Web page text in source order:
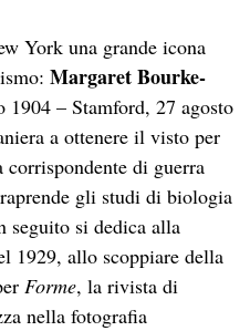
York una grande icona
Margaret Bourke-
– Stamford, 27 agosto
a ottenere il visto per
di guerra
gli studi di biologia
seguito si dedica alla
1929, allo scoppiare della
Forme, la rivista di
nella fotografia